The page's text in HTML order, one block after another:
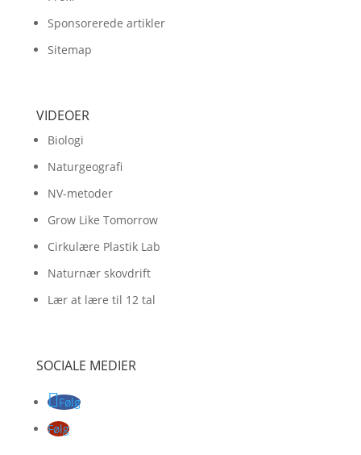
Sponsorerede artikler
Sitemap
VIDEOER
Biologi
Naturgeografi
NV-metoder
Grow Like Tomorrow
Cirkulære Plastik Lab
Naturnær skovdrift
Lær at lære til 12 tal
SOCIALE MEDIER
Følg
Følg